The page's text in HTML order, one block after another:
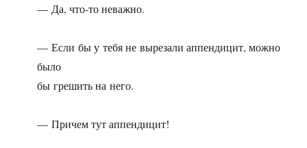
— Да, что-то неважно.
— Если бы у тебя не вырезали аппендицит, можно
было
бы грешить на него.
— Причем тут аппендицит!